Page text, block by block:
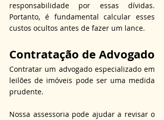
responsabilidade por essas dívidas.
Portanto, é fundamental calcular esses
custos ocultos antes de fazer um lance.
Contratação de Advogado
Contratar um advogado especializado em
leilões de imóveis pode ser uma medida
prudente.
Nossa assessoria pode ajudar a revisar o